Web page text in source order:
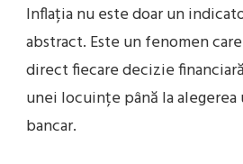
Inflația nu este doar un
abstract. Este un fenomen
direct fiecare decizie
unei locuințe până la
bancar.